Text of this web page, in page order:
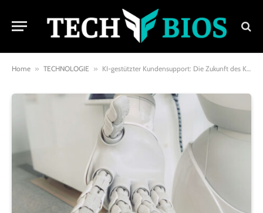
Home » TECHNOLOGIE » KI-gestützter Kundensupport: Die Zukunft des Kundenservice